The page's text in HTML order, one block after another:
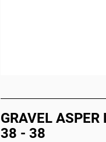
GRAVEL
38 - 38